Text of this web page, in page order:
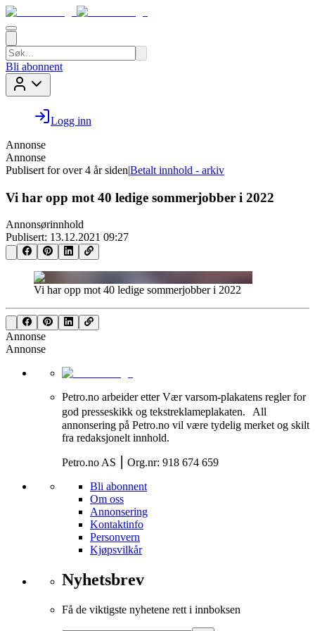
Bli abonnent
Logg inn
Annonse
Annonse
Publisert for over 4 år siden|Betalt innhold - arkiv
Vi har opp mot 40 ledige sommerjobber i 2022
Annonsørinnhold
Publisert: 13.12.2021 09:27
Vi har opp mot 40 ledige sommerjobber i 2022
Annonse
Annonse
Petro.no arbeider etter Vær varsom-plakatens regler for
god presseskikk og tekstreklameplakaten. All
annonsering på Petro.no vil være tydelig merket og skilt
fra redaksjonelt innhold.
Petro.no AS ⎮ Org.nr: 918 674 659
Bli abonnent
Om oss
Annonsering
Kontaktinfo
Personvern
Kjøpsvilkår
Nyhetsbrev
Få de viktigste nyhetene rett i innboksen